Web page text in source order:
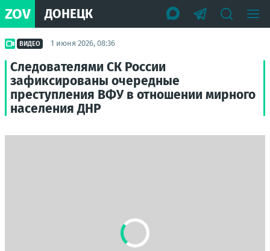
ZOV ДОНЕЦК
ВИДЕО 1 июня 2026, 08:36
Следователями СК России
зафиксированы очередные
преступления ВФУ в отношении мирного
населения ДНР